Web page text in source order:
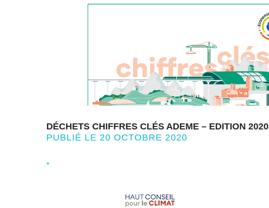
DÉCHETS CHIFFRES CLÉS ADEME – EDITION 2020
PUBLIÉ LE 20 OCTOBRE 2020
+